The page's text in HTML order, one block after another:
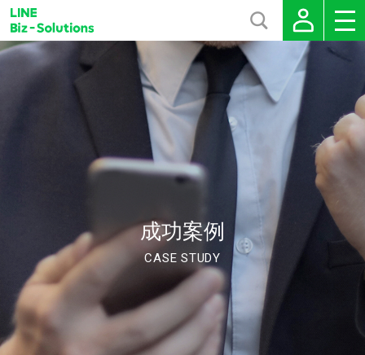
成功案例
CASE STUDY